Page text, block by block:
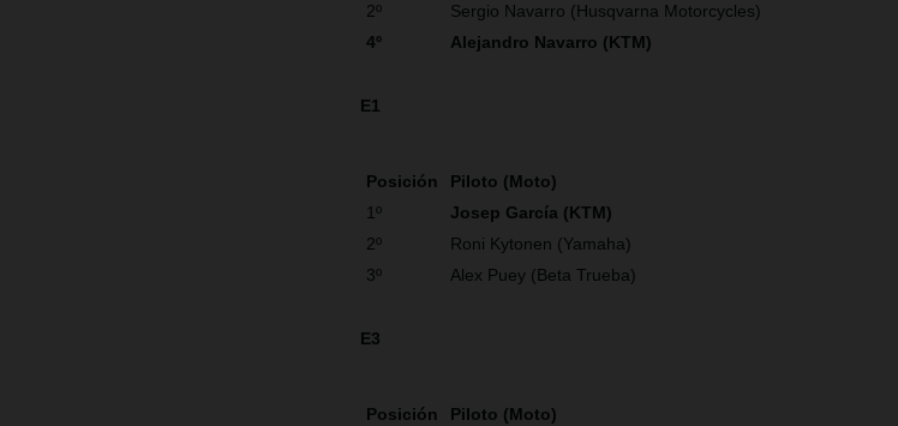
2º
Sergio Navarro (Husqvarna Motorcycles)
4º
Alejandro Navarro (KTM)
E1
Posición
Piloto (Moto)
1º
Josep García (KTM)
2º
Roni Kytonen (Yamaha)
3º
Alex Puey (Beta Trueba)
E3
Posición
Piloto (Moto)